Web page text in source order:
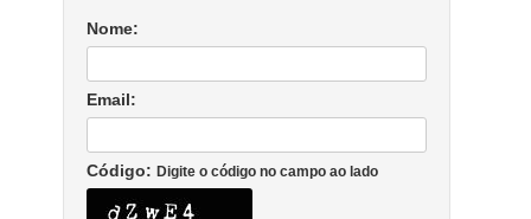
Nome:
Email:
Código: Digite o código no campo ao lado